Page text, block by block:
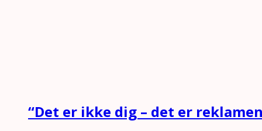
“Det er ikke dig – det er